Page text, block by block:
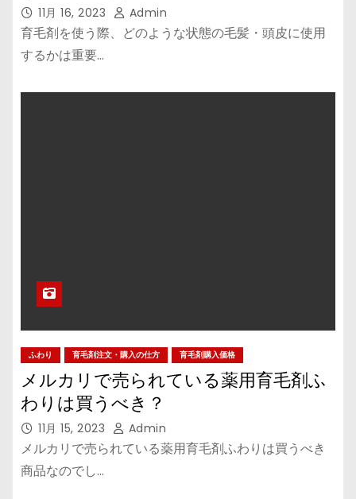
11月 16, 2023 Admin
育毛剤を使う際、どのような状態の毛髪・頭皮に使用
するかは重要…
ふわり 育毛剤注文・購入の仕方 育毛剤購入価格
メルカリで売られている薬用育毛剤ふ
わりは買うべき？
11月 15, 2023 Admin
メルカリで売られている薬用育毛剤ふわりは買うべき
商品なのでし…